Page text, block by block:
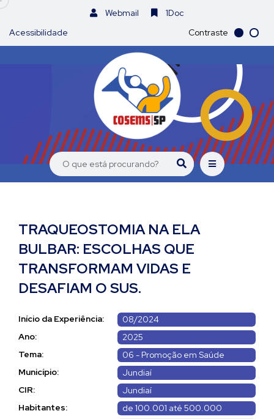
Webmail
1Doc
Acessibilidade
Contraste
TRAQUEOSTOMIA NA ELA
BULBAR: ESCOLHAS QUE
TRANSFORMAM VIDAS E
DESAFIAM O SUS.
Início da Experiência:
08/2024
Ano:
2025
Tema:
06 - Promoção em Saúde
Município:
Jundiaí
CIR:
Jundiaí
Habitantes:
de 100.001 até 500.000